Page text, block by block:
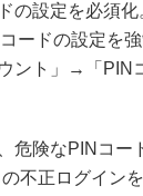
の設定を必須化
ードの設定を
ント」→「PIN
危険なPINコー
不正ログイン